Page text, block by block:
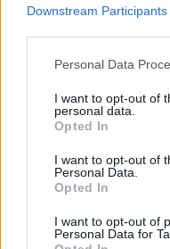
Downstream Participants
Personal Data
I want to opt-out of
personal data.
Opted In
I want to opt-out of
Personal Data.
Opted In
I want to opt-out of
Personal Data for
DEIXA UNA RESPOSTA
Comentari: